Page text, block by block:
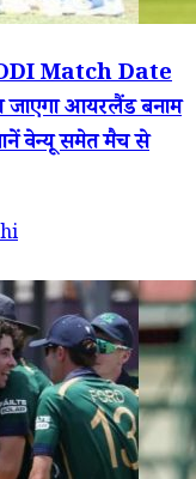
Match Date
आयरलैंड बनाम
वेन्यू समेत मैच से